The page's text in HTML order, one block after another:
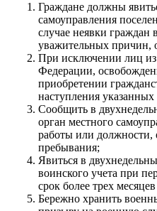
Граждане должны
самоуправления
случае неявки граждан
уважительных причин,
При исключении лиц из
Федерации,
приобретении
наступления
Сообщить в
орган местного
работы или должности,
пребывания;
Явиться в
воинского учета при
срок более трех
Бережно хранить